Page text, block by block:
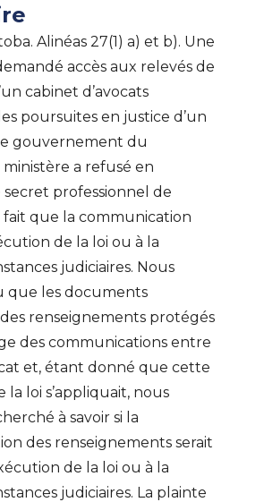
Alinéas 27(1) a) et b). Une
accès aux relevés de
cabinet d’avocats
poursuites en justice d’un
gouvernement du
ministère a refusé en
professionnel de
fait que la communication
de la loi ou à la
judiciaires. Nous
que les documents
renseignements protégés
des communications entre
et, étant donné que cette
la loi s’appliquait, nous
à savoir si la
des renseignements serait
de la loi ou à la
judiciaires. La plainte